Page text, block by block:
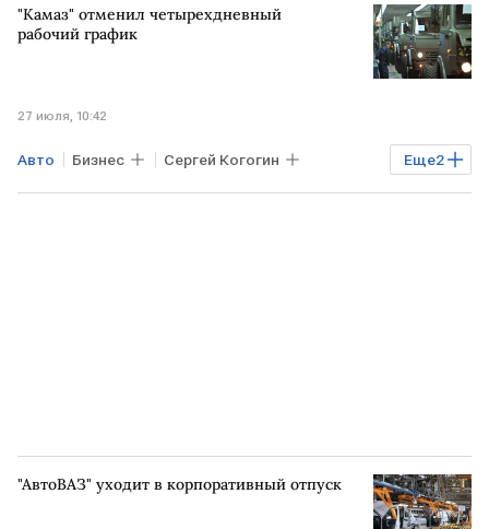
"Камаз" отменил четырехдневный
рабочий график
27 июля, 10:42
Еще2
Авто Бизнес Сергей Когогин
Камаз РАБОТА Общество
"АвтоВАЗ" уходит в корпоративный отпуск